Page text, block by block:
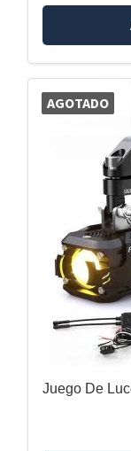
AGOTADO
Juego De